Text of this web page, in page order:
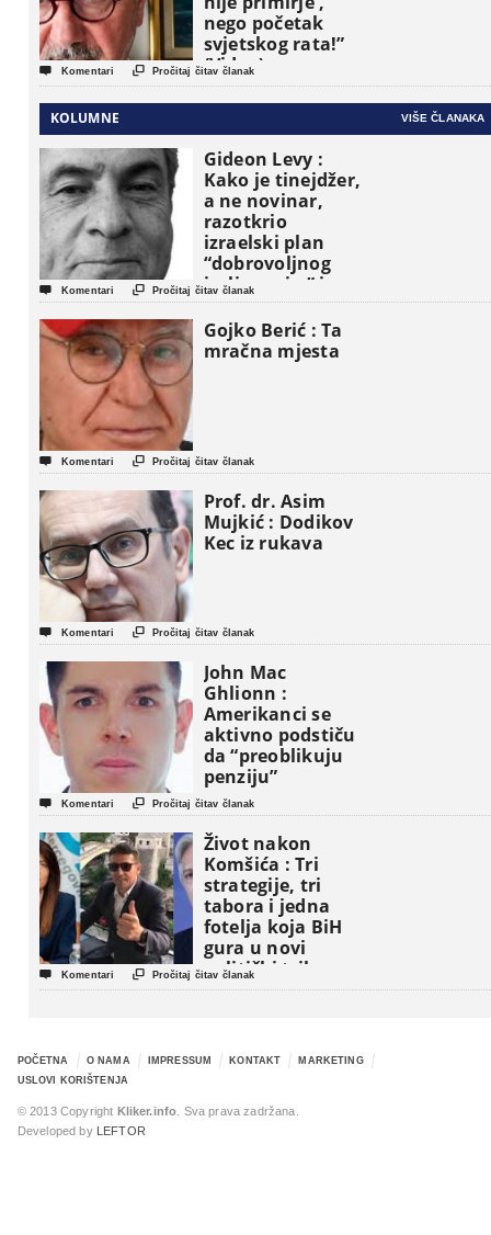
nego početak
svjetskog rata!”
(Video)
 Komentari  Pročitaj čitav članak
KOLUMNE VIŠE ČLANAKA
Gideon Levy :
Kako je tinejdžer,
a ne novinar,
razotkrio
izraelski plan
“dobrovoljnog
iseljavanja ” iz
Gaze
 Komentari  Pročitaj čitav članak
Gojko Berić : Ta
mračna mjesta
 Komentari  Pročitaj čitav članak
Prof. dr. Asim
Mujkić : Dodikov
Kec iz rukava
 Komentari  Pročitaj čitav članak
John Mac
Ghlionn :
Amerikanci se
aktivno podstiču
da “preoblikuju
penziju”
 Komentari  Pročitaj čitav članak
Život nakon
Komšića : Tri
strategije, tri
tabora i jedna
fotelja koja BiH
gura u novi
politički triler
 Komentari  Pročitaj čitav članak
POČETNA O NAMA IMPRESSUM KONTAKT
MARKETING
USLOVI KORIŠTENJA
© 2013 Copyright Kliker.info . Sva prava zadržana.
Developed by
LEFTOR